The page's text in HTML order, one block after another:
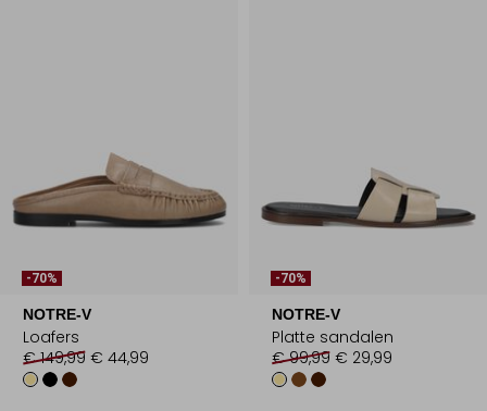
-70%
NOTRE-V
Loafers
€ 149,99 € 44,99
-70%
NOTRE-V
Platte sandalen
€ 99,99 € 29,99